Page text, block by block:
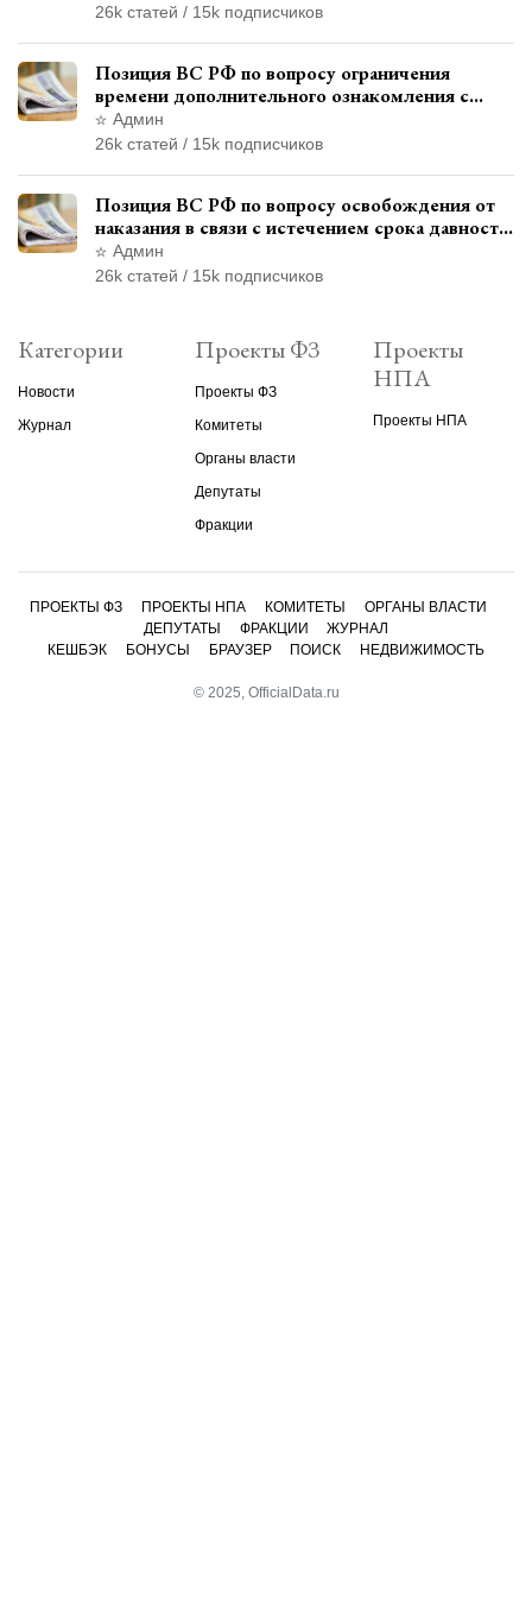
26k статей / 15k подписчиков
Позиция ВС РФ по вопросу ограничения
времени дополнительного ознакомления с
материалами уголовного дела
Админ
26k статей / 15k подписчиков
Позиция ВС РФ по вопросу освобождения от
наказания в связи с истечением срока давности
уголовного преследования
Админ
26k статей / 15k подписчиков
Категории
Новости
Журнал
Проекты ФЗ
Проекты ФЗ
Комитеты
Органы власти
Депутаты
Фракции
Проекты
НПА
Проекты НПА
ПРОЕКТЫ ФЗ ПРОЕКТЫ НПА КОМИТЕТЫ
ОРГАНЫ ВЛАСТИ
ДЕПУТАТЫ
ФРАКЦИИ
ЖУРНАЛ
КЕШБЭК
БОНУСЫ БРАУЗЕР ПОИСК НЕДВИЖИМОСТЬ
© 2025, OfficialData.ru